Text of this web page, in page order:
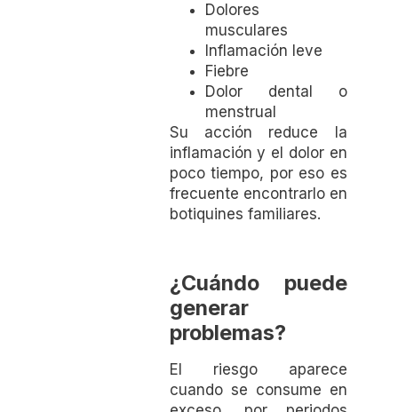
Dolores
musculares
Inflamación leve
Fiebre
Dolor dental o
menstrual
Su acción reduce la
inflamación y el dolor en
poco tiempo, por eso es
frecuente encontrarlo en
botiquines familiares.
¿Cuándo puede
generar
problemas?
El riesgo aparece
cuando se consume en